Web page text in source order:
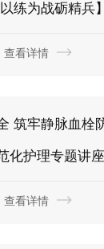
查看详情
筑牢静脉血栓
理专题讲座在
查看详情